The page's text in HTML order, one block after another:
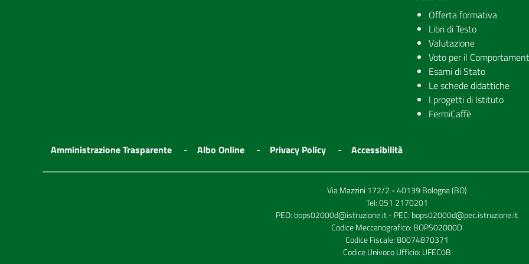
Offerta formativa
Libri di Testo
Valutazione
Voto per il
Esami di Stato
Le schede didattiche
I progetti di Istituto
FermiCaffè
Amministrazione Trasparente Albo Online Privacy Policy Accessibilità
Via Mazzini 172/2 - 40139 Bologna (BO)
Tel:051 2170201
PEO: bops02000d@istruzione.it- PEC: bops02000d@pec.istruzione.it
Codice Meccanografico: BOPS02000D
Codice Fiscale: 80074870371
Codice Univoco Ufficio: UFEC0B